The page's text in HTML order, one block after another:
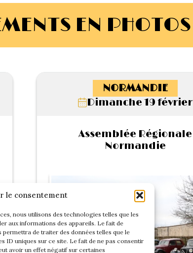
le consentement
nous utilisons des technologies telles que les
aux informations des appareils. Le fait de
de traiter des données telles que le
ID uniques sur ce site. Le fait de ne pas consentir
avoir un effet négatif sur certaines
EN PHOTOS
NORMANDIE
Dimanche 19 février
Assemblée Régionale
Normandie